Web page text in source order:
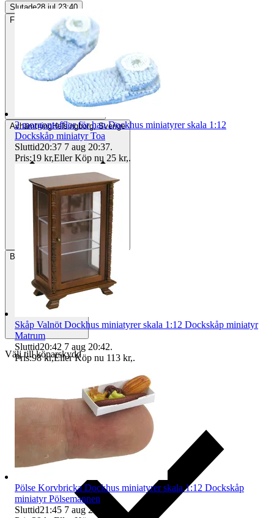
Slutade28 jul 23:40
Frakt
15 kr Annat fraktsätt
AvhämtningHelsingborg, Sverige
Betalning Via Tradera
Välj till köparskydd
2 morgontofflor för han Dockhus miniatyrer skala 1:12
Dockskåp miniatyr Toa
Sluttid20:37 7 aug 20:37.
Pris:19 kr,Eller Köp nu 25 kr,.
Skåp Valnöt Dockhus miniatyrer skala 1:12 Dockskåp miniatyr
Matrum
Sluttid20:42 7 aug 20:42.
Pris:98 kr,Eller Köp nu 113 kr,.
Pölse Korvbricka Dockhus miniatyrer skala 1:12 Dockskåp
miniatyr Pölsemannen
Sluttid21:45 7 aug 21:45